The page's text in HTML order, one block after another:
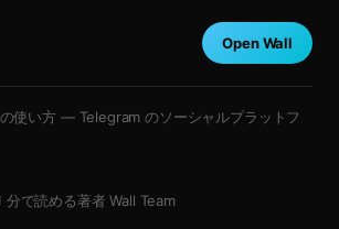
Open Wall
使い方 — Telegram のソーシャルプラットフ
分で読める著者 Wall Team